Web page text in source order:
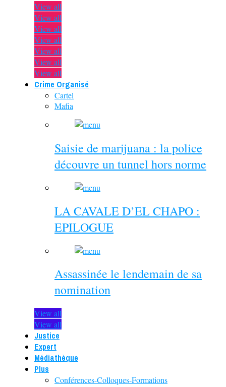
View all
View all
View all
View all
View all
View all
View all
Crime Organisé
Cartel
Mafia
Saisie de marijuana : la police
découvre un tunnel hors norme
LA CAVALE D’EL CHAPO :
EPILOGUE
Assassinée le lendemain de sa
nomination
View all
View all
Justice
Expert
Médiathèque
Plus
Conférences-Colloques-Formations